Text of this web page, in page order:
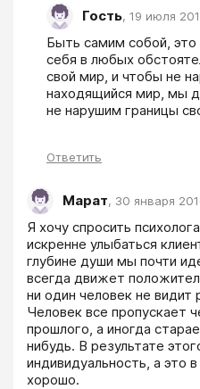
Гость, 19 июля
Быть самим собой, это
себя в любых
свой мир, и чтобы не
находящийся мир, мы
не нарушим границы
Ответить
Марат, 30 января
Я хочу спросить
искренне улыбаться
глубине души мы почти
всегда движет
ни один человек не видит
Человек все пропускает
прошлого, а иногда
нибудь. В результате
индивидуальность, а это
хорошо.